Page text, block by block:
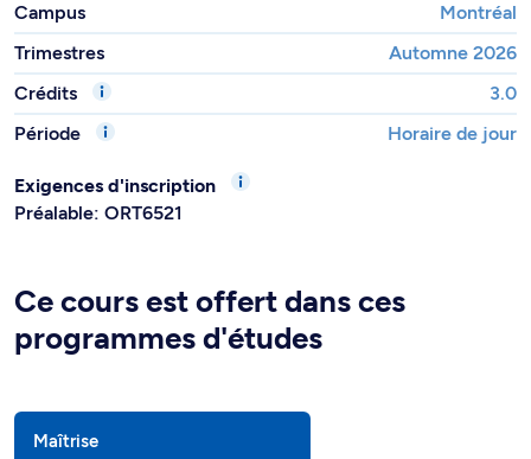
Campus
Montréal
Trimestres
Automne 2026
Crédits
3.0
Période
Horaire de jour
Exigences d'inscription
Préalable: ORT6521
Ce cours est offert dans ces
programmes d'études
Maîtrise